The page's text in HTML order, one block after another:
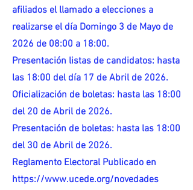
afiliados el llamado a elecciones a
realizarse el día Domingo 3 de Mayo de
2026 de 08:00 a 18:00.
Presentación listas de candidatos: hasta
las 18:00 del día 17 de Abril de 2026.
Oficialización de boletas: hasta las 18:00
del 20 de Abril de 2026.
Presentación de boletas: hasta las 18:00
del 30 de Abril de 2026.
Reglamento Electoral Publicado en
https://www.ucede.org/novedades